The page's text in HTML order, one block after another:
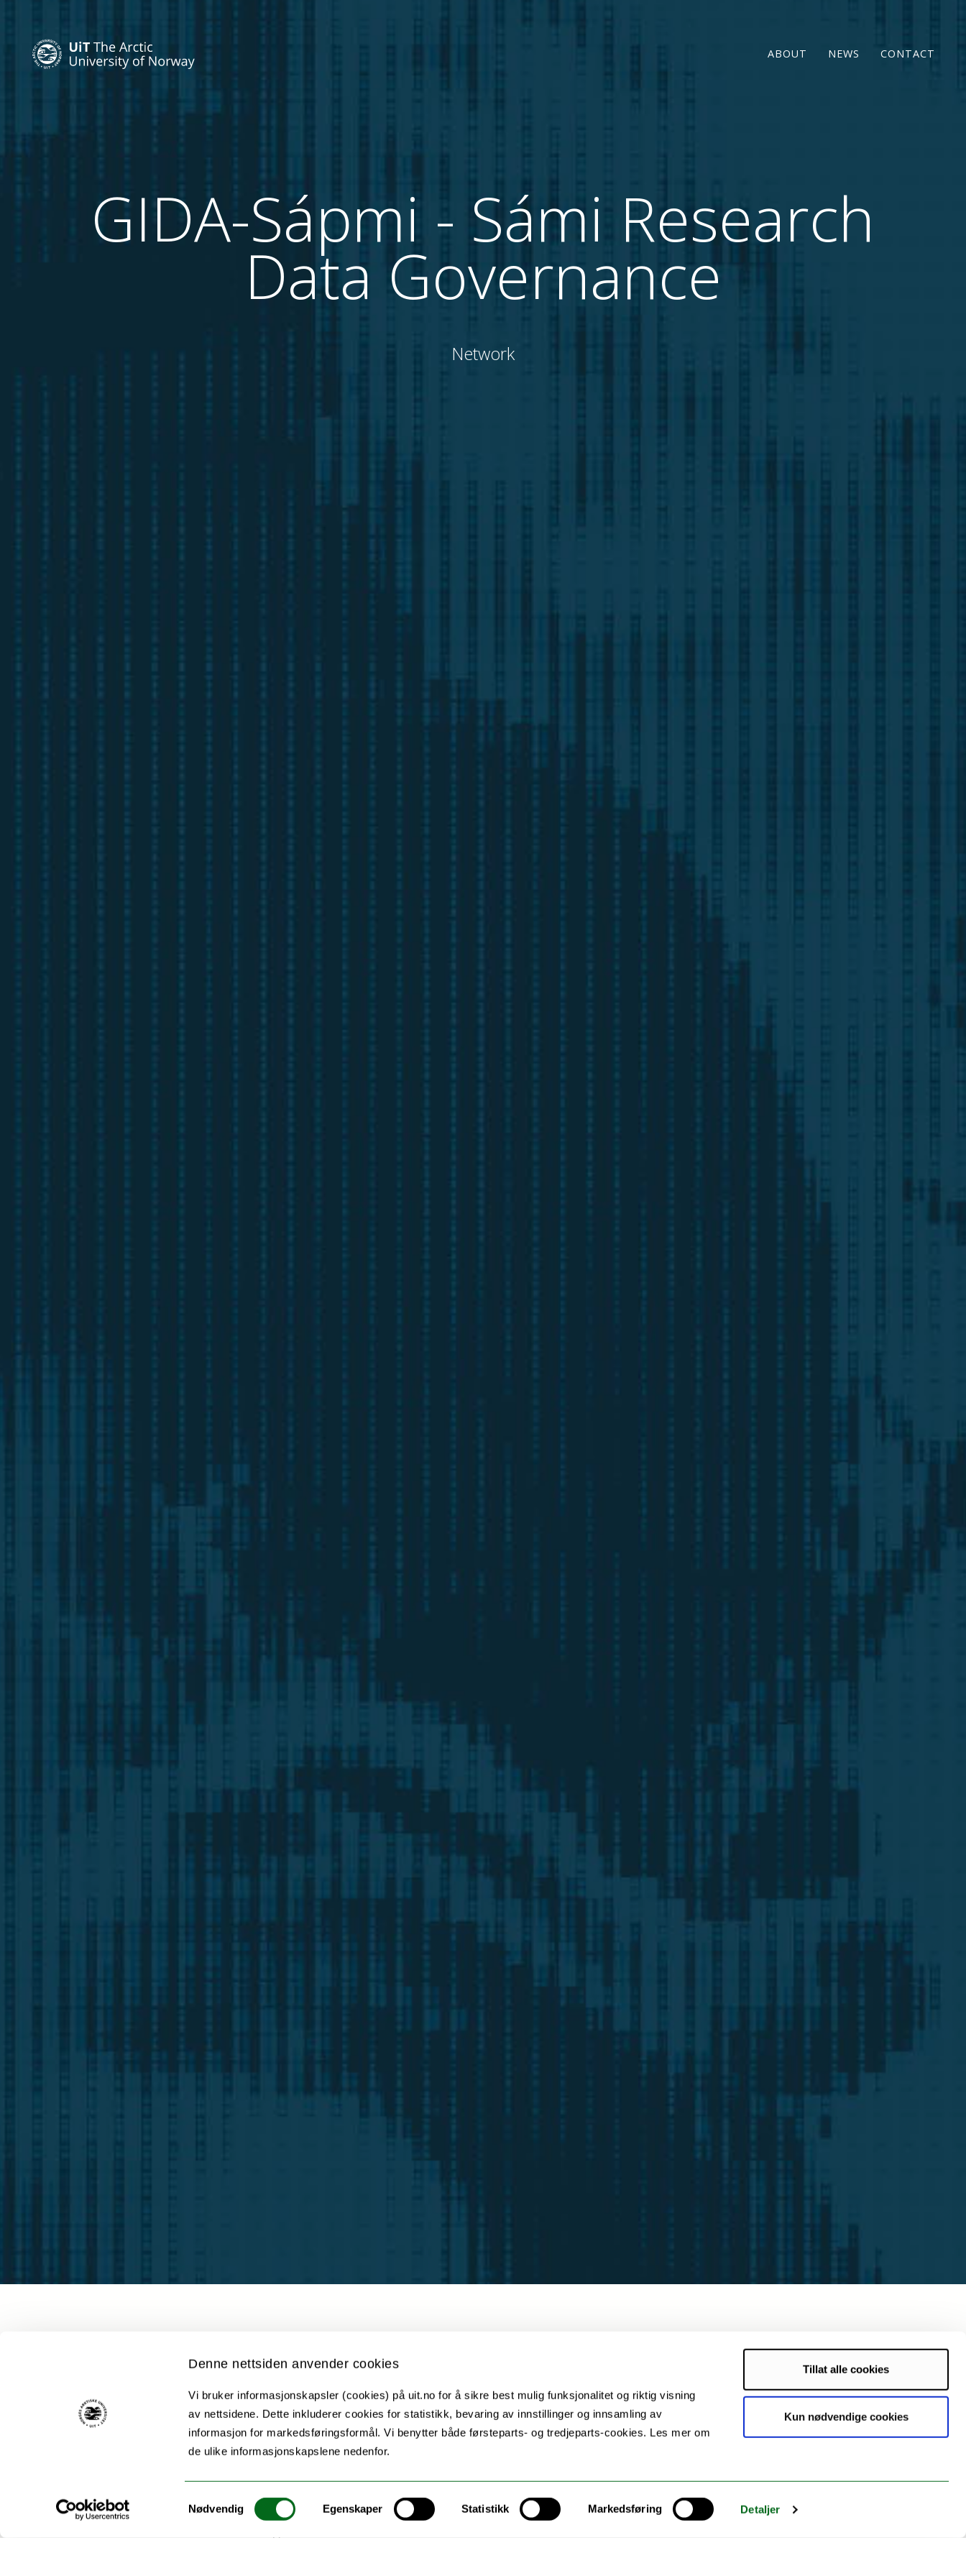
Denne nettsiden anvender cookies
Vi bruker informasjonskapsler (cookies) på uit.no for å sikre best mulig funksjonalitet og riktig visning
av nettsidene. Dette inkluderer cookies for statistikk, bevaring av innstillinger og innsamling av
informasjon for markedsføringsformål. Vi benytter både førsteparts- og tredjeparts-cookies. Les mer om
de ulike informasjonskapslene nedenfor.
Samtykkevalg
Nødvendig Egenskaper Statistikk Markedsføring Detaljer
Tillat alle cookies
Kun nødvendige cookies
ABOUT NEWS CONTACT
GIDA-Sápmi - Sámi Research
Data Governance
Network
GIDA-Sápmi is a network established to develop guiding principles of collection,
management, use, sharing, and protection of research data generated by or about the
Sámi people and Sámi society.
The Global Indigenous Data Alliance (GIDA) is a global network of Indigenous researchers,
data practitioners, and policy activists advocating for Indigenous data governance to